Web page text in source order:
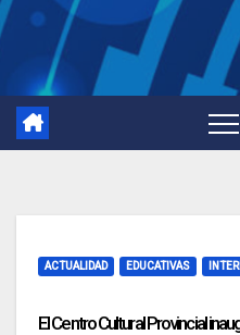
ACTUALIDAD EDUCATIVAS
El Centro Cultural Provincial